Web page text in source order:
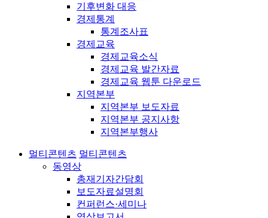
기후변화 대응
경제통계
통계조사표
경제교육
경제교육소식
경제교육 발간자료
경제교육 웹툰 다운로드
지역본부
지역본부 보도자료
지역본부 공지사항
지역본부행사
멀티콘텐츠 멀티콘텐츠
동영상
총재기자간담회
보도자료설명회
컨퍼런스·세미나